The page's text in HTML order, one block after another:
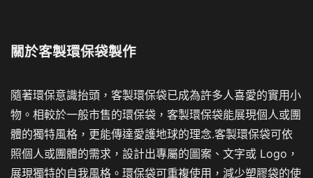
關於客製環保袋製作
隨著環保意識抬頭，客製環保袋已成為許多人喜愛的實用小
物。相較於一般市售的環保袋，客製環保袋能展現個人或團
體的獨特風格，更能傳達愛護地球的理念.客製環保袋可依
照個人或團體的需求，設計出專屬的圖案、文字或 Logo，
展現獨特的自我風格。環保袋可重複使用，減少塑膠袋的使